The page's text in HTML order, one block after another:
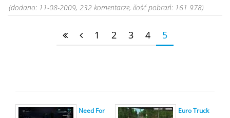
(dodano: 11-08-2009, 232 komentarze, ilość pobrań: 161 978)
1 2 3 4 5
Need For
Euro Truck